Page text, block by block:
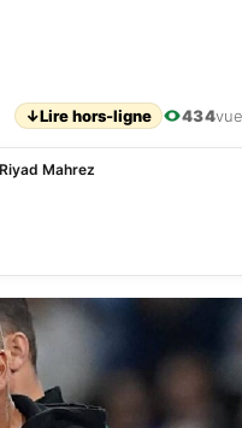
↓Lire hors-ligne 434
Mahrez